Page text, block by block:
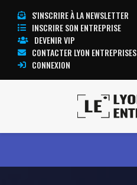
S'INSCRIRE À LA NEWSLETTER
INSCRIRE SON ENTREPRISE
DEVENIR VIP
CONTACTER LYON ENTREPRISES
CONNEXION